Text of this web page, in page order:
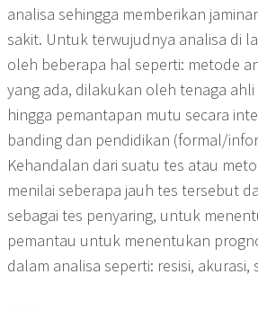
analisa sehingga memberikan
sakit. Untuk terwujudnya analisa di
oleh beberapa hal seperti: metode
yang ada, dilakukan oleh tenaga
hingga pemantapan mutu secara
banding dan pendidikan (formal/
Kehandalan dari suatu tes atau
menilai seberapa jauh tes tersebut
sebagai tes penyaring, untuk
pemantau untuk menentukan
dalam analisa seperti: resisi,